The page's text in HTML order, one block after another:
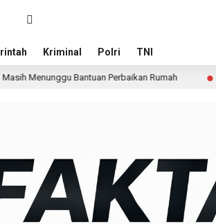
Kriminal Polri TNI
Perbaikan Rumah 19 jam lalu Pria